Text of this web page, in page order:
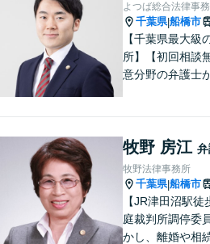
よつば総合法律事
千葉県|船橋市
【千葉県最大級
所】【初回相談
意分野の弁護士
牧野 房江
牧野法律事務所
千葉県|船橋市
【JR津田沼駅
庭裁判所調停委
かし、離婚や相